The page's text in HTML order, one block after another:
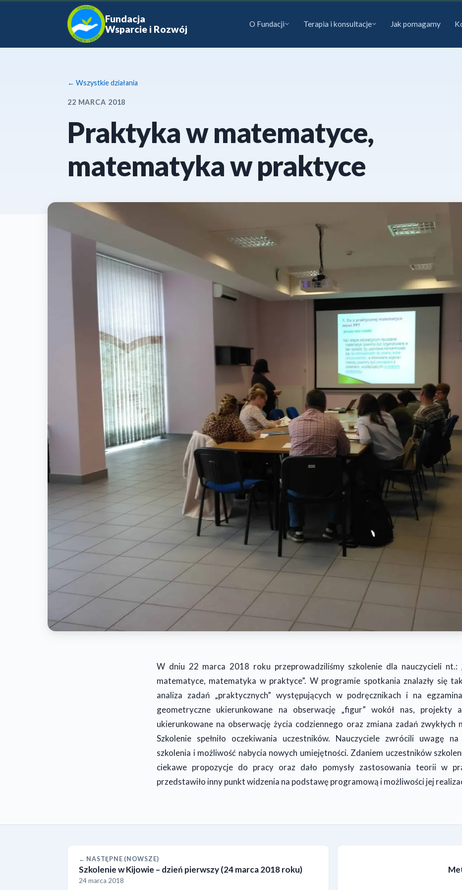
Fundacja
Wsparcie i Rozwój
O Fundacji Terapia i konsultacje Jak pomagamy
← Wszystkie działania
22 MARCA 2018
Praktyka w matematyce,
matematyka w praktyce
W dniu 22 marca 2018 roku przeprowadziliśmy szkolenie dla nauczycieli nt.:
matematyce, matematyka w praktyce”. W programie spotkania znalazły się
analiza zadań „praktycznych” występujących w podręcznikach i na
geometryczne ukierunkowane na obserwację „figur” wokół nas, projekty
ukierunkowane na obserwację życia codziennego oraz zmiana zadań zwykłych
Szkolenie spełniło oczekiwania uczestników. Nauczyciele zwrócili uwagę na
szkolenia i możliwość nabycia nowych umiejętności. Zdaniem uczestników
ciekawe propozycje do pracy oraz dało pomysły zastosowania teorii w
przedstawiło inny punkt widzenia na podstawę programową i możliwości jej
← NASTĘPNE (NOWSZE)
Szkolenie w Kijowie – dzień pierwszy (24 marca 2018 roku)
24 marca 2018